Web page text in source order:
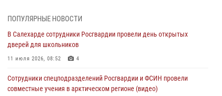
03 августа 2026, 07:21 2
Генерал-полковник Юрий Аверин выступил на Всероссийском
молодёжном образовательном форуме «Территория смыслов»
03 августа 2026, 06:54
Директор Росгвардии Герой России генерал армии Виктор Золотов
поздравил специалистов подразделений тыла с профессиональным
ПОПУЛЯРНЫЕ НОВОСТИ
В Салехарде сотрудники Росгвардии провели день открытых
дверей для школьников
11 июля 2026, 08:52 4
Сотрудники спецподразделений Росгвардии и ФСИН провели
совместные учения в арктическом регионе (видео)